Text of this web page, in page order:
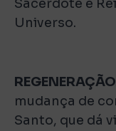
Sacerdote e
Universo.
mudança de
Santo, que dá